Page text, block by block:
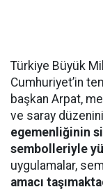
Türkiye Büyük
Cumhuriyet’in
başkan Arpat,
ve saray
egemenliğinin
sembolleriyle
uygulamalar,
amacı